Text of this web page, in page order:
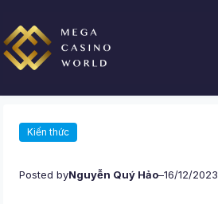
đến
phần
nội
dung
Kiến thức
Posted byNguyễn Quý Hảo–16/12/2023